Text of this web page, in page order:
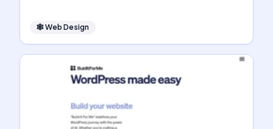
🕸Web Design